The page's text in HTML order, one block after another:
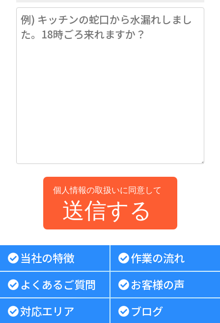
個人情報の取扱いに同意して
送信する
当社の特徴
作業の流れ
よくあるご質問
お客様の声
対応エリア
ブログ